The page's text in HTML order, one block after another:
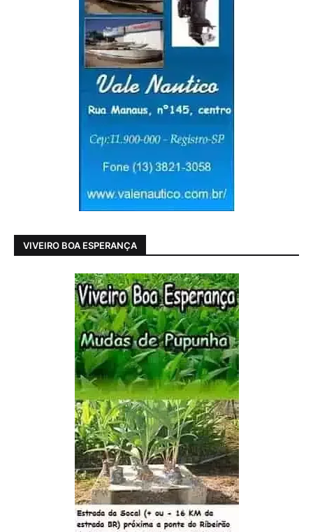
VIVEIRO BOA ESPERANÇA